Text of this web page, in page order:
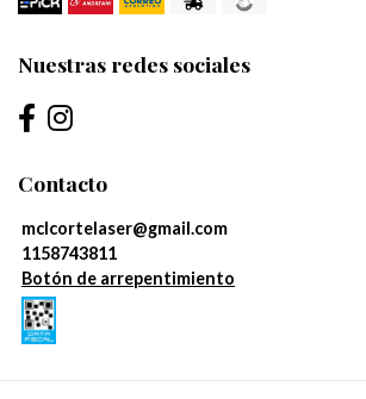
Nuestras redes sociales
Contacto
mclcortelaser@gmail.com
1158743811
Botón de arrepentimiento